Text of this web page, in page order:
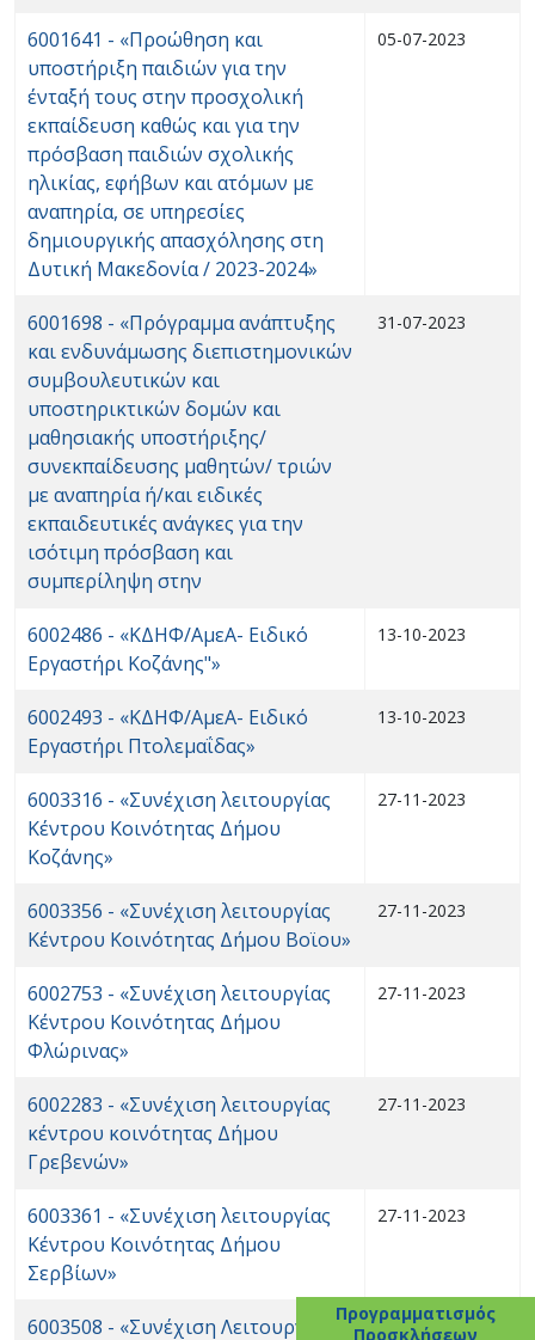
6001641 - «Προώθηση και
υποστήριξη παιδιών για την
ένταξή τους στην προσχολική
εκπαίδευση καθώς και για την
πρόσβαση παιδιών σχολικής
ηλικίας, εφήβων και ατόμων με
αναπηρία, σε υπηρεσίες
δημιουργικής απασχόλησης στη
Δυτική Μακεδονία / 2023-2024»
05-07-2023
6001698 - «Πρόγραμμα ανάπτυξης
και ενδυνάμωσης διεπιστημονικών
συμβουλευτικών και
υποστηρικτικών δομών και
μαθησιακής υποστήριξης/
συνεκπαίδευσης μαθητών/ τριών
με αναπηρία ή/και ειδικές
εκπαιδευτικές ανάγκες για την
ισότιμη πρόσβαση και
συμπερίληψη στην
31-07-2023
6002486 - «ΚΔΗΦ/ΑμεΑ- Ειδικό
Εργαστήρι Κοζάνης"»
13-10-2023
6002493 - «ΚΔΗΦ/ΑμεΑ- Ειδικό
Εργαστήρι Πτολεμαΐδας»
13-10-2023
6003316 - «Συνέχιση λειτουργίας
Κέντρου Κοινότητας Δήμου
Κοζάνης»
27-11-2023
6003356 - «Συνέχιση λειτουργίας
Κέντρου Κοινότητας Δήμου Βοϊου»
27-11-2023
6002753 - «Συνέχιση λειτουργίας
Κέντρου Κοινότητας Δήμου
Φλώρινας»
27-11-2023
6002283 - «Συνέχιση λειτουργίας
κέντρου κοινότητας Δήμου
Γρεβενών»
27-11-2023
6003361 - «Συνέχιση λειτουργίας
Κέντρου Κοινότητας Δήμου
Σερβίων»
27-11-2023
6003508 - «Συνέχιση Λειτουργίας 15-01-2024
Προγραμματισμός
Προσκλήσεων